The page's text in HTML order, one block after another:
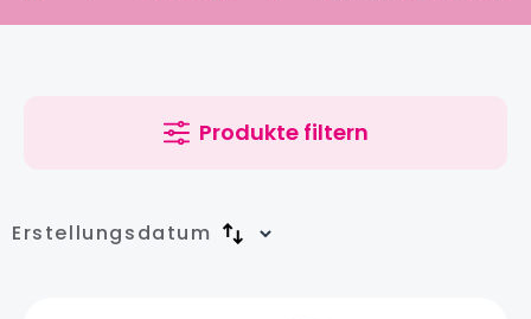
Produkte filtern
Erstellungsdatum